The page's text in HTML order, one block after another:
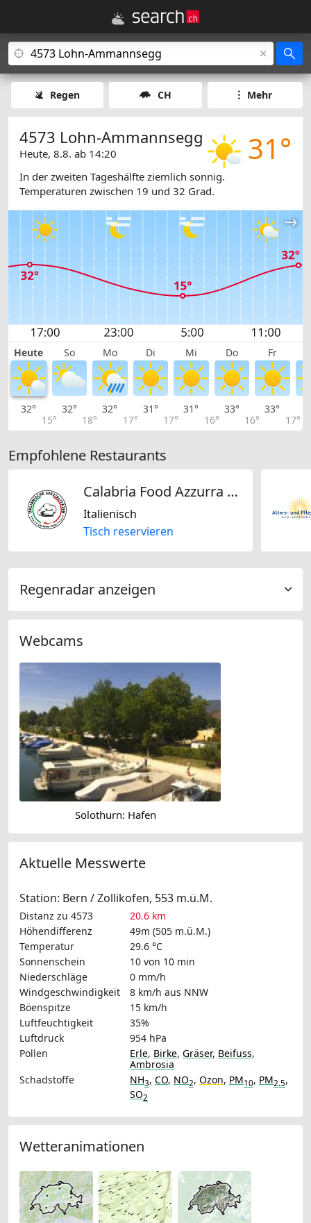
Regen CH Mehr
31°
4573 Lohn-Ammannsegg
Heute, 8.8. ab 14:20
In der zweiten Tageshälfte ziemlich sonnig.
Temperaturen zwischen 19 und 32 Grad.
Heute So Mo Di Mi Do Fr
32°
15°
32°
18°
32°
17°
31°
17°
31°
16°
33°
16°
33°
17°
Empfohlene Restaurants
Calabria Food Azzurra GmbH
Italienisch
Tisch reservieren
Regenradar anzeigen
Webcams
Solothurn: Hafen
Aktuelle Messwerte
Station: Bern / Zollikofen, 553 m.ü.M.
Distanz zu 4573
20.6 km
Höhendifferenz
49m (505 m.ü.M.)
Temperatur
29.6 °C
Sonnenschein
10 von 10 min
Niederschläge
0 mm/h
Windgeschwindigkeit
8 km/h aus NNW
Böenspitze
15 km/h
Luftfeuchtigkeit
35%
Luftdruck
954 hPa
Pollen
Erle, Birke, Gräser, Beifuss,
Ambrosia
Schadstoffe
NH3, CO, NO2, Ozon, PM10, PM2.5,
SO2
Wetteranimationen